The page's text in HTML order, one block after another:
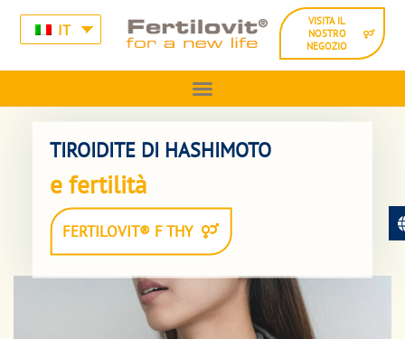
IT
VISITA IL
NOSTRO
NEGOZIO
TIROIDITE DI HASHIMOTO
e fertilità
FERTILOVIT® F THY